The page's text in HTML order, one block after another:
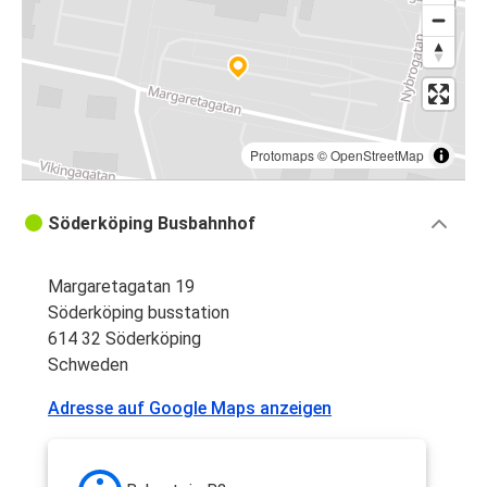
Protomaps©OpenStreetMap
Söderköping Busbahnhof
Margaretagatan 19
Söderköping busstation
614 32 Söderköping
Schweden
Adresse auf Google Maps anzeigen